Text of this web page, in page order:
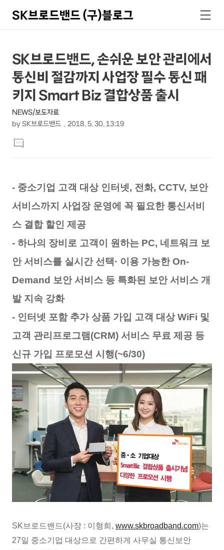
SK브로드밴드 (구)블로그
색
메
뉴
상
세
컨
텐
츠
본
문
제
목
SK브로드밴드, 손쉬운 보안 관리에서
통신비 절감까지 사업장 필수 통신 패
키지 Smart Biz 결합상품 출시
NEWS/보도자료
by SK브로드밴드 2018. 5. 30. 13:19
문
댓
글
- 중소기업 고객 대상 인터넷, 전화, CCTV, 보안
서비스까지 사업장 운영에 꼭 필요한 통신서비
스 결합 할인 제공
- 하나의 장비로 고객이 원하는 PC, 네트워크 보
안 서비스를 실시간 선택· 이용 가능한 On-
Demand 보안 서비스 등 특화된 보안 서비스 개
발 지속 강화
- 인터넷 포함 추가 상품 가입 고객 대상 WiFi 및
고객 관리프로그램(CRM) 서비스 무료 제공 등
신규 가입 프로모션 시행(~6/30)
SK브로드밴드(사장 : 이형희, www.skbroadband.com)는
27일 중소기업 대상으로 간편하게 사무실 통신보안